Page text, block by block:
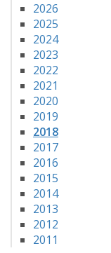
2026
2025
2024
2023
2022
2021
2020
2019
2018
2017
2016
2015
2014
2013
2012
2011